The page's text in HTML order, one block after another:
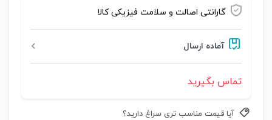
گارانتی اصالت و سلامت فیزیکی کالا
آماده ارسال
تماس بگیرید
آیا قیمت مناسب تری سراغ دارید؟